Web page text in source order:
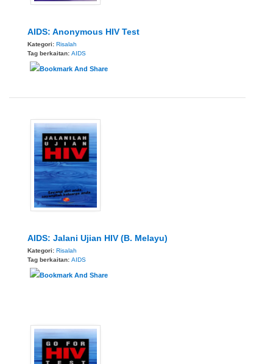
AIDS: Anonymous HIV Test
Kategori: Risalah
Tag berkaitan: AIDS
AIDS: Jalani Ujian HIV (B. Melayu)
Kategori: Risalah
Tag berkaitan: AIDS